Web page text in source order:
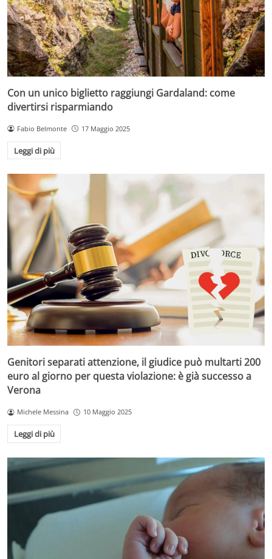
Con un unico biglietto raggiungi Gardaland: come
divertirsi risparmiando
Fabio Belmonte 17 Maggio 2025
Leggi di più
Genitori separati attenzione, il giudice può multarti 200
euro al giorno per questa violazione: è già successo a
Verona
Michele Messina 10 Maggio 2025
Leggi di più